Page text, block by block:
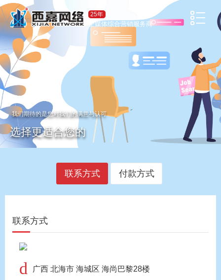
25年
全媒体综合营销服务商
我们期待的是您对我们的满意与认可
选择更适合您的
联系方式 付款方式
联系方式
d 广西 北海市 海城区 海尚巴黎28楼